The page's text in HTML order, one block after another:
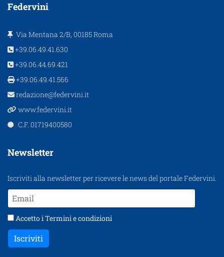
Federvini
Via Mentana 2/B, 00185 Roma
+39.06.49.41.630
+39.06.44.69.421
+39.06.49.41.566
redazione@federvini.it
www.federvini.it
C.F. 01719400580
Newsletter
Iscriviti alla newsletter per ricevere le news del portale Federvini.
Accetto iTermini e condizioni
Iscriviti